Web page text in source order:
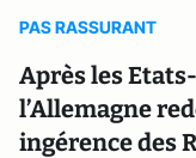
PAS RASSURANT
Après les
l’Allemagne
ingérence des